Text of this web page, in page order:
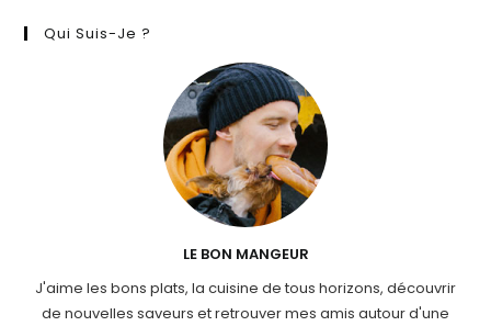
Qui Suis-Je ?
LE BON MANGEUR
J'aime les bons plats, la cuisine de tous horizons, découvrir
de nouvelles saveurs et retrouver mes amis autour d'une